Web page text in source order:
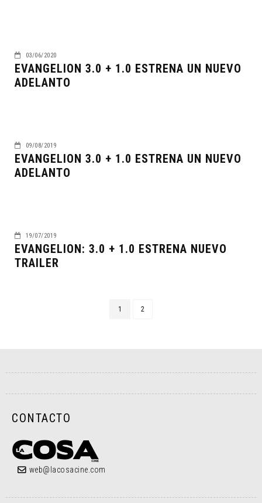
03/06/2020
EVANGELION 3.0 + 1.0 ESTRENA UN NUEVO
ADELANTO
09/08/2019
EVANGELION 3.0 + 1.0 ESTRENA UN NUEVO
ADELANTO
19/07/2019
EVANGELION: 3.0 + 1.0 ESTRENA NUEVO
TRAILER
1 2
CONTACTO
web@lacosacine.com